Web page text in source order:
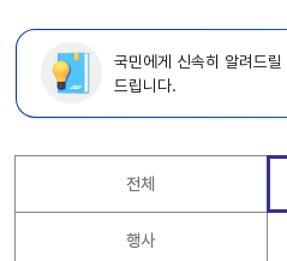
국민에게 신속히 알려드
드립니다.
전체
행사